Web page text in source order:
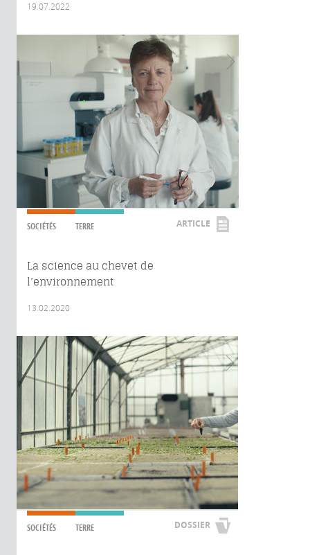
19.07.2022
SOCIÉTÉS TERRE ARTICLE
La science au chevet de
l’environnement
13.02.2020
SOCIÉTÉS TERRE DOSSIER